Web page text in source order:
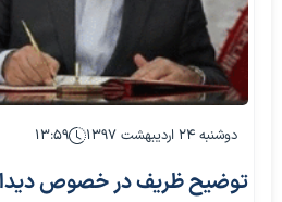
دوشنبه ۲۴ اردیبهشت ۱۳۹۷ ۱۳:۵۹
توضیح ظریف در خصوص